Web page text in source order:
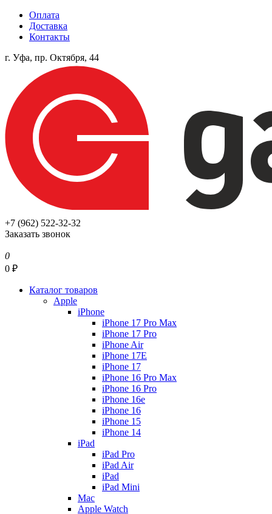
Оплата
Доставка
Контакты
г. Уфа, пр. Октября, 44
+7 (962) 522-32-32
Заказать звонок
0
0 ₽
Каталог товаров
Apple
iPhone
iPhone 17 Pro Max
iPhone 17 Pro
iPhone Air
iPhone 17E
iPhone 17
iPhone 16 Pro Max
iPhone 16 Pro
iPhone 16e
iPhone 16
iPhone 15
iPhone 14
iPad
iPad Pro
iPad Air
iPad
iPad Mini
Mac
Apple Watch